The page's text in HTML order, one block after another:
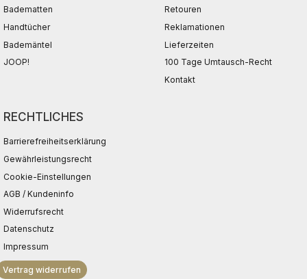
Badematten
Handtücher
Bademäntel
JOOP!
Retouren
Reklamationen
Lieferzeiten
100 Tage Umtausch-Recht
Kontakt
RECHTLICHES
Barrierefreiheitserklärung
Gewährleistungsrecht
Cookie-Einstellungen
AGB / Kundeninfo
Widerrufsrecht
Datenschutz
Impressum
Vertrag widerrufen